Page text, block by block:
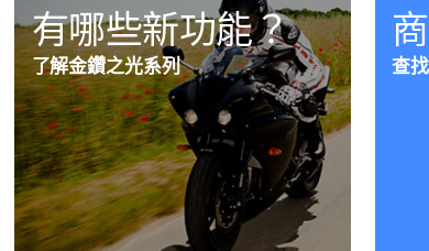
有哪些新功能？
了解金鑽之光系列 查